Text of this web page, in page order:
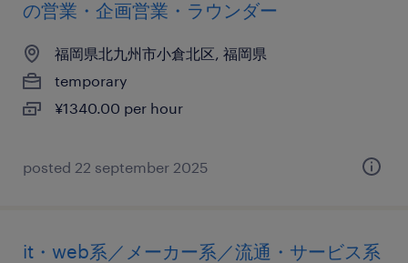
の営業・企画営業・ラウンダー
福岡県北九州市小倉北区, 福岡県
temporary
¥1340.00 per hour
posted 22 september 2025
it・web系／メーカー系／流通・サービス系